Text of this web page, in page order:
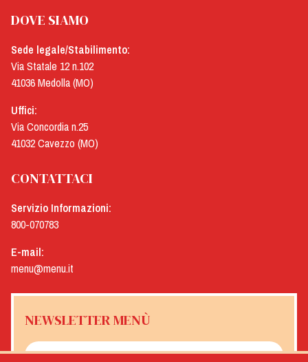
DOVE SIAMO
Sede legale/Stabilimento:
Via Statale 12 n.102
41036 Medolla (MO)
Uffici:
Via Concordia n.25
41032 Cavezzo (MO)
CONTATTACI
Servizio Informazioni:
800-070783
E-mail:
menu@menu.it
NEWSLETTER MENÙ